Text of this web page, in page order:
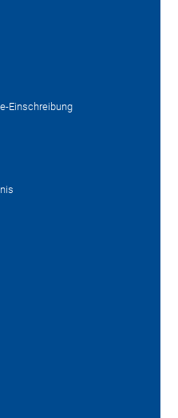
Einschreibung